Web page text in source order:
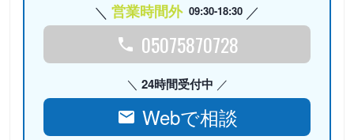
営業時間外 09:30-18:30
05075870728
24時間受付中
Webで相談